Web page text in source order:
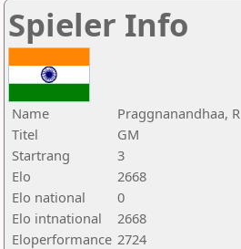
Spieler Info
Name
Praggnanandhaa, R
Titel
GM
Startrang
3
Elo
2668
Elo national
0
Elo intnational
2668
Eloperformance 2724